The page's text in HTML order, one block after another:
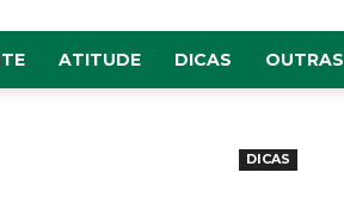
ATITUDE DICAS OUTRAS
DICAS